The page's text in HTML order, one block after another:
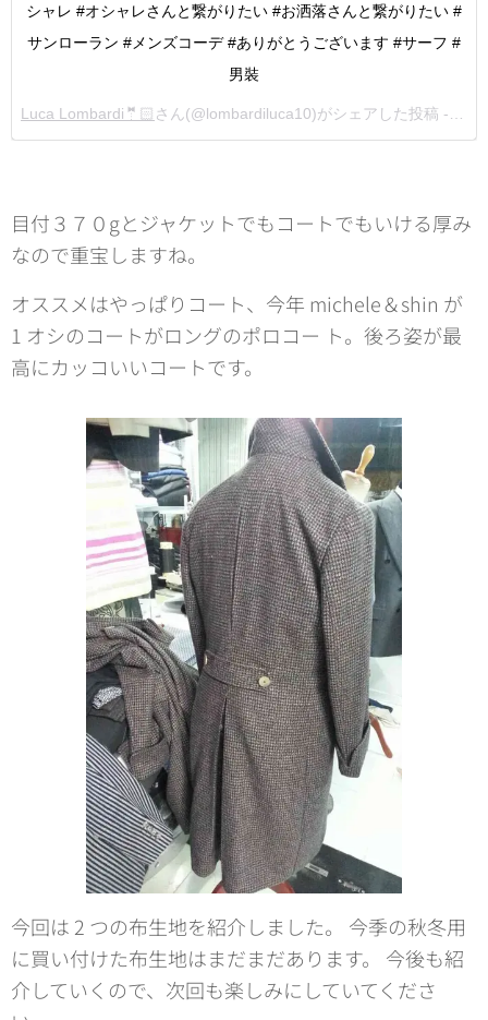
シャレ #オシャレさんと繋がりたい #お洒落さんと繋がりたい #
サンローラン #メンズコーデ #ありがとうございます #サーフ #
男裝
Luca Lombardi🤵🏻 さん(@lombardiluca10)がシェアした投稿 -
目付３７０gとジャケットでもコートでもいける厚み
なので重宝しますね。
オススメはやっぱりコート、今年 michele＆shin が
1 オシのコートがロングのポロコー ト。後ろ姿が最
高にカッコいいコートです。
今回は 2 つの布生地を紹介しました。 今季の秋冬用
に買い付けた布生地はまだまだあります。 今後も紹
介していくので、次回も楽しみにしていてくださ